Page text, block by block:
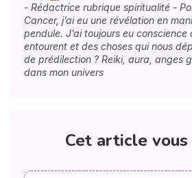
- Rédactrice rubrique spiritualité -
Cancer, j’ai eu une révélation en
pendule. J’ai toujours eu
entourent et des choses qui nous
de prédilection ? Reiki, aura, anges
dans mon univers
Cet article vous